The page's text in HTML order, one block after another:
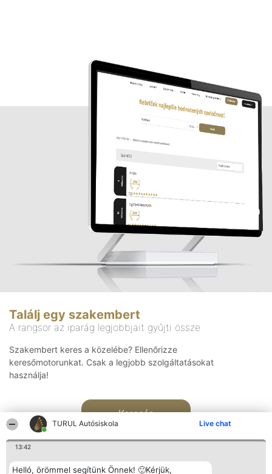
TURUL Autósiskola Live chat
13:42
Helló, örömmel segítünk Önnek! 🙂Kérjük,
Találj egy szakembert
A rangsor az iparág legjobbjait gyűjti össze
Szakembert keres a közelébe? Ellenőrizze
keresőmotorunkat. Csak a legjobb szolgáltatásokat
használja!
Keresés